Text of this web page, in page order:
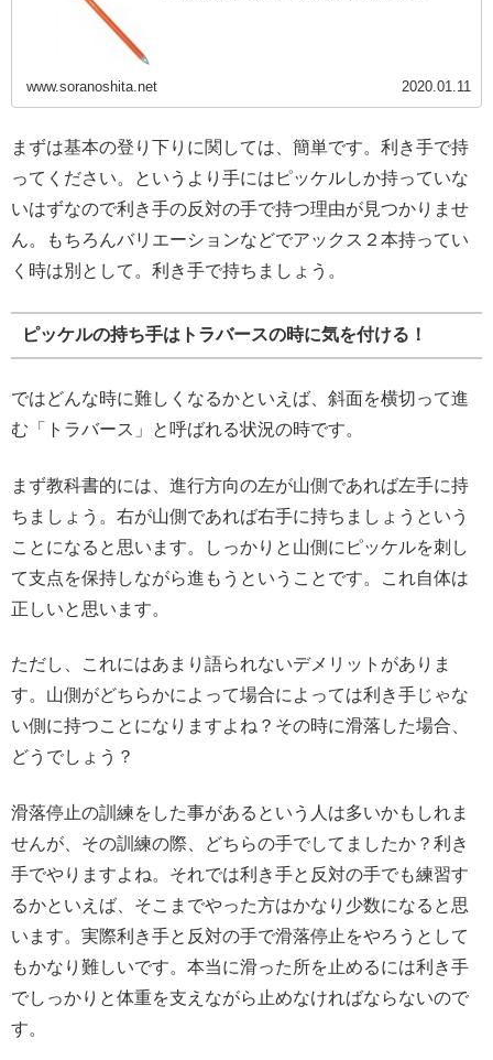
www.soranoshita.net 2020.01.11
まずは基本の登り下りに関しては、簡単です。利き手で持
ってください。というより手にはピッケルしか持っていな
いはずなので利き手の反対の手で持つ理由が見つかりませ
ん。もちろんバリエーションなどでアックス２本持ってい
く時は別として。利き手で持ちましょう。
ピッケルの持ち手はトラバースの時に気を付ける！
ではどんな時に難しくなるかといえば、斜面を横切って進
む「トラバース」と呼ばれる状況の時です。
まず教科書的には、進行方向の左が山側であれば左手に持
ちましょう。右が山側であれば右手に持ちましょうという
ことになると思います。しっかりと山側にピッケルを刺し
て支点を保持しながら進もうということです。これ自体は
正しいと思います。
ただし、これにはあまり語られないデメリットがありま
す。山側がどちらかによって場合によっては利き手じゃな
い側に持つことになりますよね？その時に滑落した場合、
どうでしょう？
滑落停止の訓練をした事があるという人は多いかもしれま
せんが、その訓練の際、どちらの手でしてましたか？利き
手でやりますよね。それでは利き手と反対の手でも練習す
るかといえば、そこまでやった方はかなり少数になると思
います。実際利き手と反対の手で滑落停止をやろうとして
もかなり難しいです。本当に滑った所を止めるには利き手
でしっかりと体重を支えながら止めなければならないので
す。